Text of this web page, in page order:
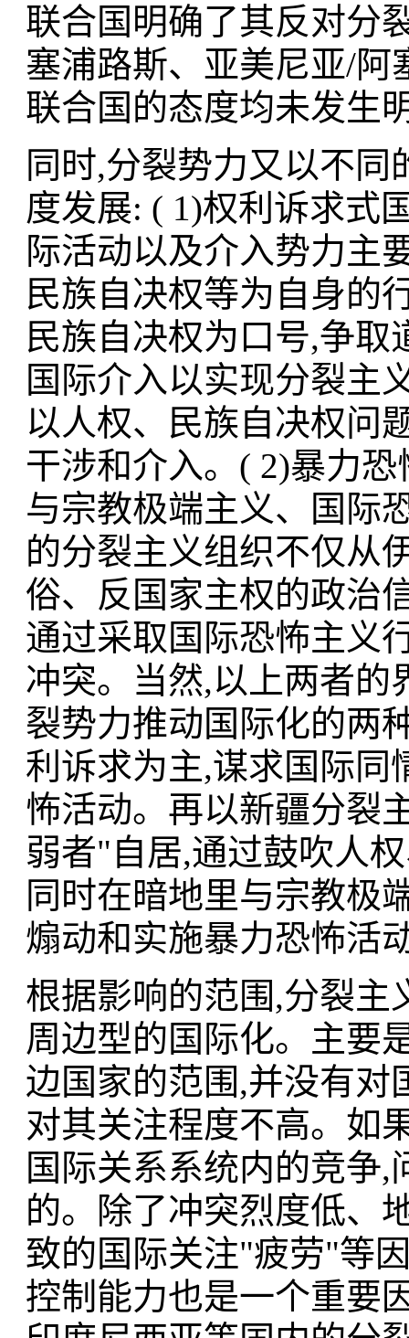
联合国明确了其反对分
塞浦路斯、亚美尼亚/阿
联合国的态度均未发生
同时,分裂势力又以不
度发展: ( 1)权利诉求式
际活动以及介入势力主
民族自决权等为自身的
民族自决权为口号,争
国际介入以实现分裂主
以人权、民族自决权问
干涉和介入。( 2)暴力
与宗教极端主义、国际
的分裂主义组织不仅从
俗、反国家主权的政治
通过采取国际恐怖主义
冲突。当然,以上两者的
裂势力推动国际化的两
利诉求为主,谋求国际同
怖活动。再以新疆分裂
弱者"自居,通过鼓吹人
同时在暗地里与宗教极
煽动和实施暴力恐怖活
根据影响的范围,分裂主
周边型的国际化。主要
边国家的范围,并没有对
对其关注程度不高。如
国际关系系统内的竞争
的。除了冲突烈度低、
致的国际关注"疲劳"等
控制能力也是一个重要